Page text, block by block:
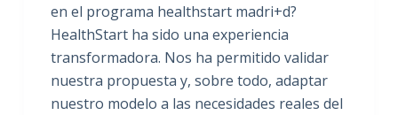
en el programa healthstart madri+d?
HealthStart ha sido una experiencia
transformadora. Nos ha permitido validar
nuestra propuesta y, sobre todo, adaptar
nuestro modelo a las necesidades reales del